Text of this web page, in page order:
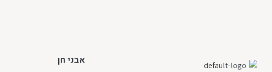
אבני חן